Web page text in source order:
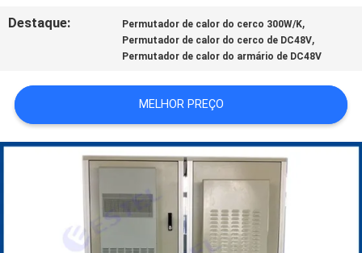
UMAS
MAPA
DO
PRIVACY
Destaque: Permutador de calor do cerco 300W/K,
Permutador de calor do cerco de DC48V,
Permutador de calor do armário de DC48V
MELHOR PREÇO